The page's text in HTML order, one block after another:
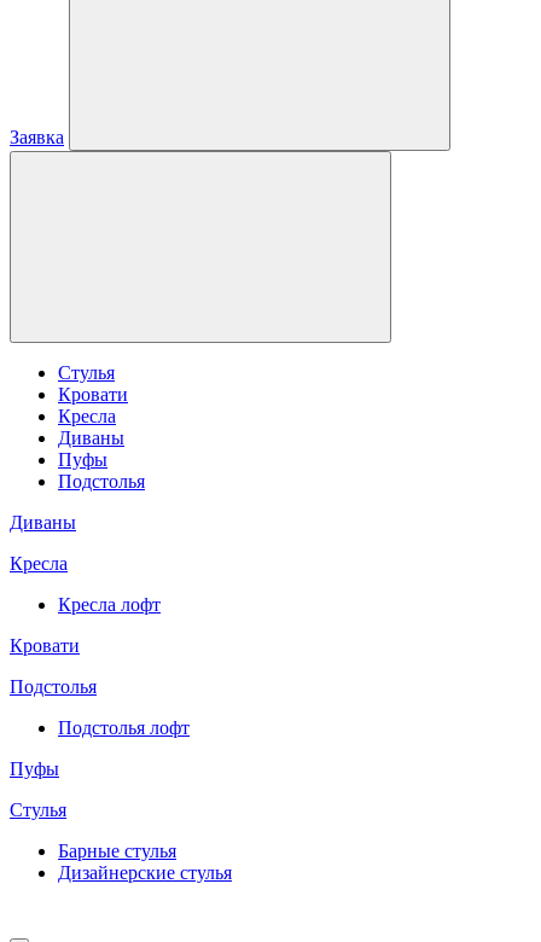
Заявка
Стулья
Кровати
Кресла
Диваны
Пуфы
Подстолья
Диваны
Кресла
Кресла лофт
Кровати
Подстолья
Подстолья лофт
Пуфы
Стулья
Барные cтулья
Дизайнерские cтулья